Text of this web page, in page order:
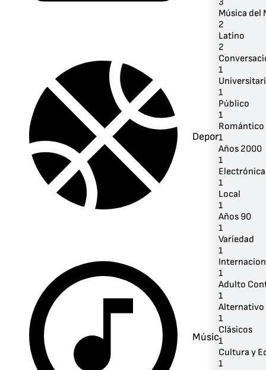
Deportes
Música
Música del
2
Latino
2
1
1
Público
1
Romántico
1
Años 2000
1
Electrónica
1
Local
1
Años 90
1
Variedad
1
1
Adulto
1
Alternativo
1
Clásicos
1
Cultura y
1